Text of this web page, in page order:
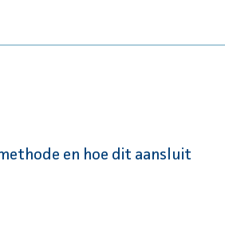
en hoe dit aansluit